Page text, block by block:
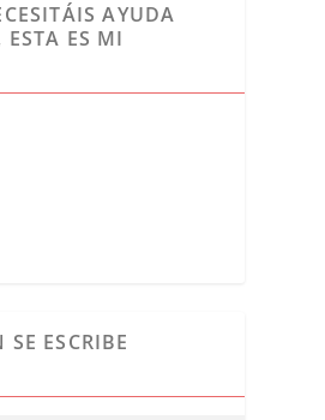
AYUDA
ES MI
ESCRIBE